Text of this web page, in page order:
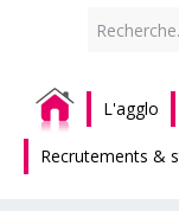
L'agglo
Recrutements &